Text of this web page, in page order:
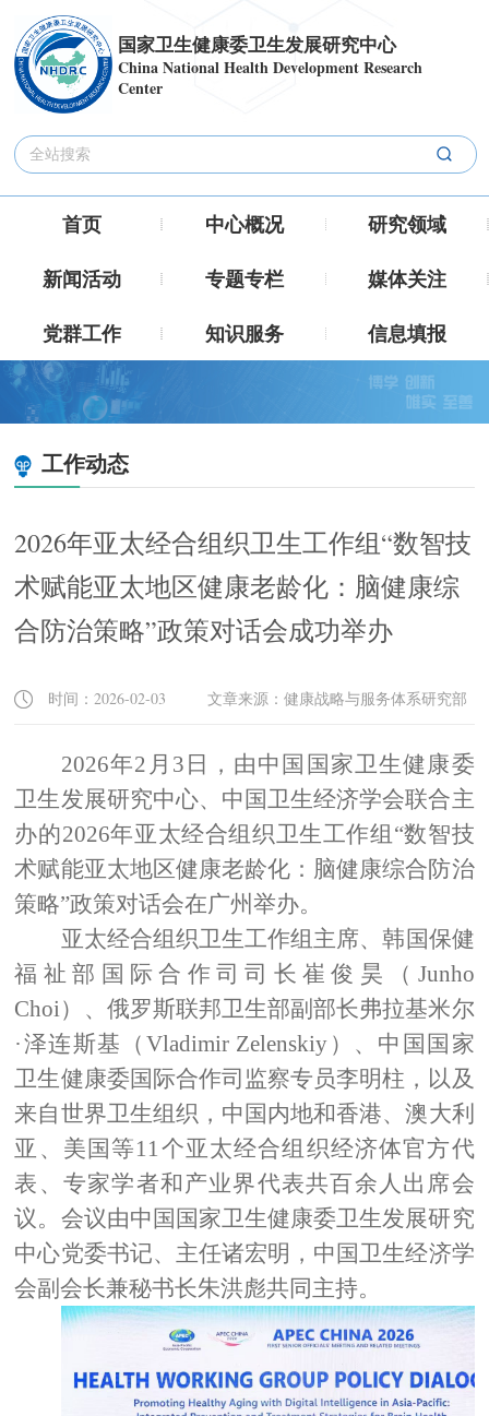
国家卫生健康委卫生发展研究中心
China National Health Development Research
Center
首页 中心概况
研究领域
新闻活动
专题专栏
媒体关注
党群工作
知识服务 信息填报
工作动态
2026年亚太经合组织卫生工作组“数智技
术赋能亚太地区健康老龄化：脑健康综
合防治策略”政策对话会成功举办
时间：2026-02-03 文章来源：健康战略与服务体系研究部
2026年2 月 3 日，由中国 国家卫生健康委
卫生发展研究中心、 中国卫生经济学会联合主
办的2026年亚太经合组织卫生工作组 “数智技
术赋能亚太地区健康老龄化：脑健康综合防治
策略”政策对话会在广州 举办。
亚太经合组织卫生工作组主席、韩国保健
福祉部国际合作司司长崔俊昊（ Junho
Choi）、 俄罗斯联邦卫生部副部长弗拉基米尔
·泽连斯基 （ Vladimir Zelenskiy ）、 中国 国家
卫生健康委国际合作司 监察专员李明柱，以及
来自世界卫生组织 ， 中国内地和香港、澳大利
亚、 美国 等11个亚太经合组织经济体官方代
表、专家学者和产业界代表共百余人 出席会
议。 会议由中国国家卫生健康委卫生发展研究
中心党委书记、主任诸宏明 ， 中国卫生经济学
会副会长兼秘书长朱洪彪共同主持。